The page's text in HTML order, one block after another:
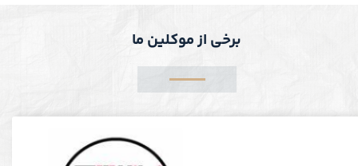
برخی از موکلین ما